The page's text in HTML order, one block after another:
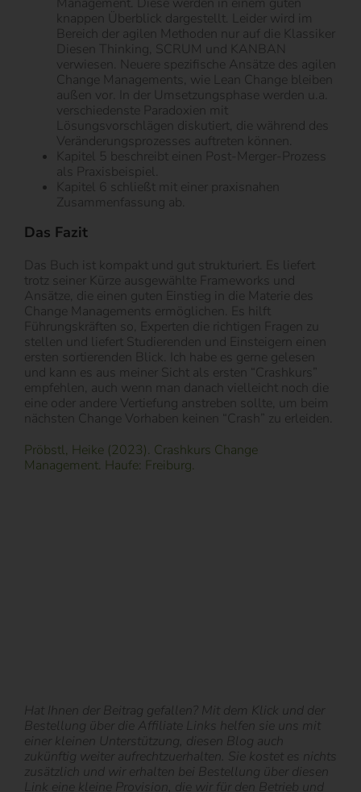
knappen Überblick dargestellt. Leider wird im
Bereich der agilen Methoden nur auf die Klassiker
Diesen Thinking, SCRUM und KANBAN
verwiesen. Neuere spezifische Ansätze des agilen
Change Managements, wie Lean Change bleiben
außen vor. In der Umsetzungsphase werden u.a.
verschiedenste Paradoxien mit
Lösungsvorschlägen diskutiert, die während des
Veränderungsprozesses auftreten können.
Kapitel 5 beschreibt einen Post-Merger-Prozess
als Praxisbeispiel.
Kapitel 6 schließt mit einer praxisnahen
Zusammenfassung ab.
Das Fazit
Das Buch ist kompakt und gut strukturiert. Es liefert
trotz seiner Kürze ausgewählte Frameworks und
Ansätze, die einen guten Einstieg in die Materie des
Change Managements ermöglichen. Es hilft
Führungskräften so, Experten die richtigen Fragen zu
stellen und liefert Studierenden und Einsteigern einen
ersten sortierenden Blick. Ich habe es gerne gelesen
und kann es aus meiner Sicht als ersten “Crashkurs”
empfehlen, auch wenn man danach vielleicht noch die
eine oder andere Vertiefung anstreben sollte, um beim
nächsten Change Vorhaben keinen “Crash” zu erleiden.
Pröbstl, Heike (2023). Crashkurs Change
Management. Haufe: Freiburg.
Hat Ihnen der Beitrag gefallen? Mit dem Klick und der
Bestellung über die Affiliate Links helfen sie uns mit
einer kleinen Unterstützung, diesen Blog auch
zukünftig weiter aufrechtzuerhalten. Sie kostet es nichts
zusätzlich und wir erhalten bei Bestellung über diesen
Link eine kleine Provision, die wir für den Betrieb und